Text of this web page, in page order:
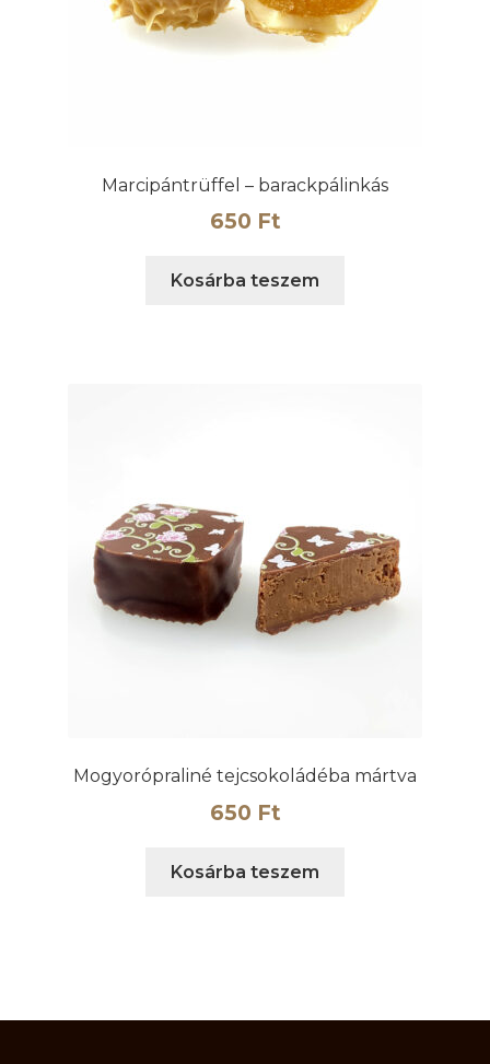
Marcipántrüffel – barackpálinkás
650 Ft
Kosárba teszem
Mogyorópraliné tejcsokoládéba mártva
650 Ft
Kosárba teszem